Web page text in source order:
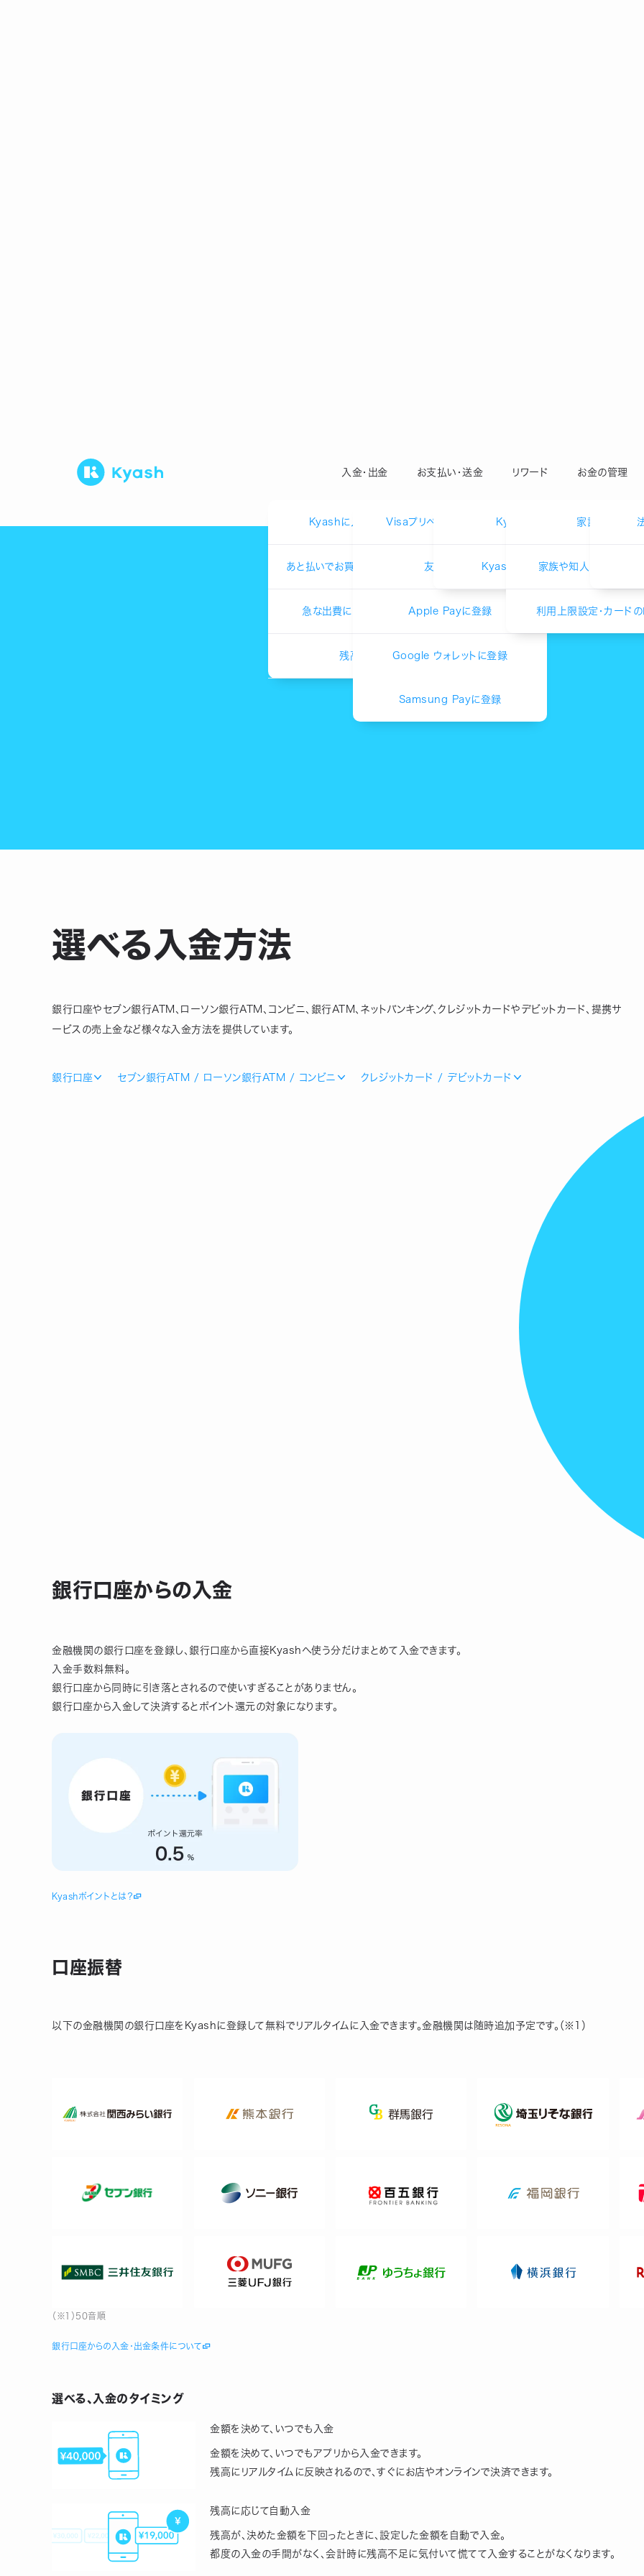
入金・出金
Kyashに入金（チャージ）
あと払いでお買い物「イマすぐ入金」
急な出費に「スポットマネー」
残高を出金
お支払い・送金
Visaプリペイドカードを発行
友達に送金
Apple Payに登録
Google ウォレットに登録
Samsung Payに登録
リワード
Kyashリワード
Kyashポイントパーク
お金の管理
家計簿機能
家族や知人と共有でき
利用上限設定・カードの
選べる入金方法
銀行口座やセブン銀行ATM、ローソン銀行ATM、コンビニ、銀行ATM、ネットバンキング、クレジットカードやデビットカード、提携サ
ービスの売上金など様々な入金方法を提供しています。
銀行口座 セブン銀行ATM / ローソン銀行ATM / コンビニ クレジットカード / デビットカード
銀行口座からの入金
金融機関の銀行口座を登録し、銀行口座から直接Kyashへ使う分だけまとめて入金できます。
入金手数料無料。
銀行口座から同時に引き落とされるので使いすぎることがありません。
銀行口座から入金して決済するとポイント還元の対象になります。
Kyashポイントとは？
口座振替
以下の金融機関の銀行口座をKyashに登録して無料でリアルタイムに入金できます。金融機関は随時追加予定です。（※1）
（※1）50音順
銀行口座からの入金・出金条件について
選べる、入金のタイミング
金額を決めて、いつでも入金
金額を決めて、いつでもアプリから入金できます。
残高にリアルタイムに反映されるので、すぐにお店やオンラインで決済できます。
残高に応じて自動入金
残高が、決めた金額を下回ったときに、設定した金額を自動で入金。
都度の入金の手間がなく、会計時に残高不足に気付いて慌てて入金することがなくなります。